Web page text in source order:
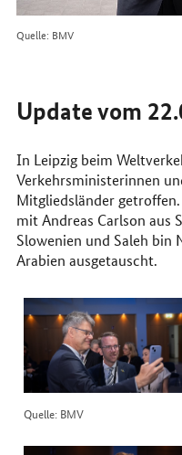
Quelle: BMV
Update vom
In Leipzig beim
Verkehrsministerinnen
Mitgliedsländer
mit Andreas Carlson aus
Slowenien und Saleh bin
Arabien ausgetauscht.
Quelle: BMV